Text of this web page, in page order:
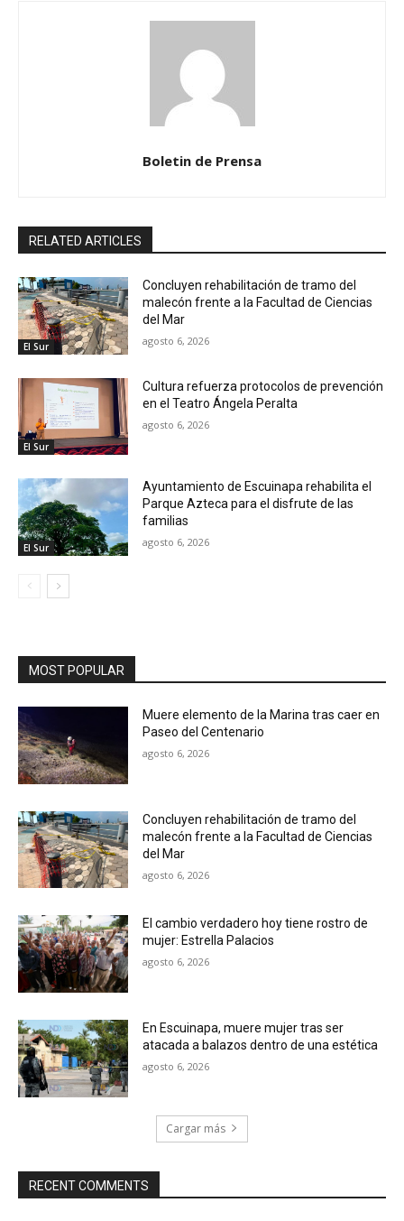
Boletin de Prensa
RELATED ARTICLES
El Sur
Concluyen rehabilitación de tramo del
malecón frente a la Facultad de Ciencias
del Mar
agosto 6, 2026
El Sur
Cultura refuerza protocolos de prevención
en el Teatro Ángela Peralta
agosto 6, 2026
El Sur
Ayuntamiento de Escuinapa rehabilita el
Parque Azteca para el disfrute de las
familias
agosto 6, 2026
MOST POPULAR
Muere elemento de la Marina tras caer en
Paseo del Centenario
agosto 6, 2026
Concluyen rehabilitación de tramo del
malecón frente a la Facultad de Ciencias
del Mar
agosto 6, 2026
El cambio verdadero hoy tiene rostro de
mujer: Estrella Palacios
agosto 6, 2026
En Escuinapa, muere mujer tras ser
atacada a balazos dentro de una estética
agosto 6, 2026
Cargar más
RECENT COMMENTS